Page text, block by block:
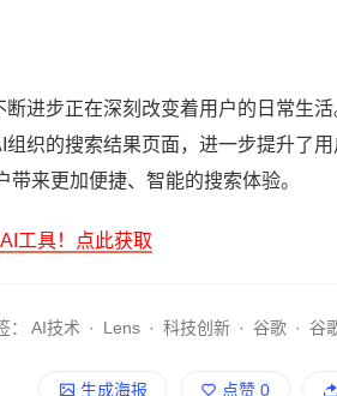
进步正在深刻改变着用户的日常生
织的搜索结果页面，进一步提升了
来更加便捷、智能的搜索体验。
工具！点此获取
： AI技术 · Lens · 科技创新 · 谷歌 · 谷
生成海报 点赞 0